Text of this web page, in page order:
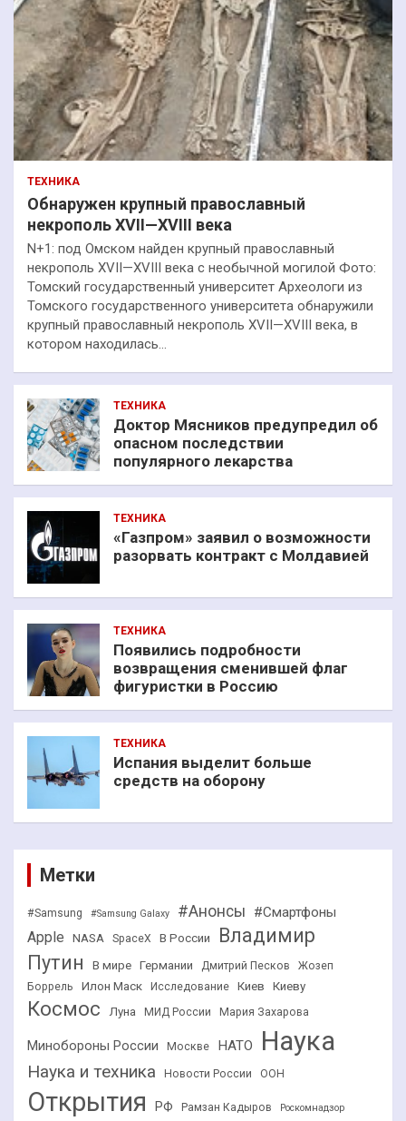
ТЕХНИКА
Обнаружен крупный православный
некрополь XVII—XVIII века
N+1: под Омском найден крупный православный
некрополь XVII—XVIII века с необычной могилой Фото:
Томский государственный университет Археологи из
Томского государственного университета обнаружили
крупный православный некрополь XVII—XVIII века, в
котором находилась…
ТЕХНИКА
Доктор Мясников предупредил об
опасном последствии
популярного лекарства
ТЕХНИКА
«Газпром» заявил о возможности
разорвать контракт с Молдавией
ТЕХНИКА
Появились подробности
возвращения сменившей флаг
фигуристки в Россию
ТЕХНИКА
Испания выделит больше
средств на оборону
Метки
#Samsung #Samsung Galaxy #Анонсы #Смартфоны
Apple NASA SpaceX В России
Владимир
Путин
В мире Германии Дмитрий Песков
Жозеп
Боррель
Илон Маск Исследование Киев Киеву
Космос Луна МИД России Мария Захарова
Минобороны России Москве НАТО Наука
Наука и техника Новости России ООН
Открытия РФ Рамзан Кадыров Роскомнадзор